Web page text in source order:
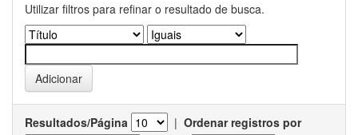
Utilizar filtros para refinar o resultado de busca.
Resultados/Página | Ordenar registros por